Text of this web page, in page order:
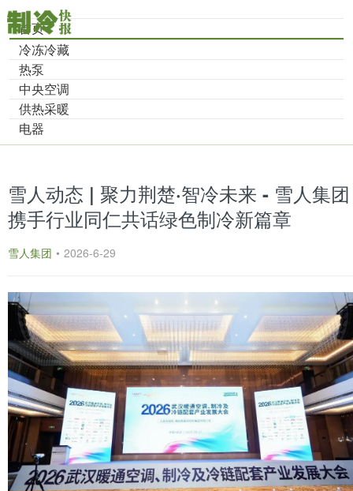
首页
冷冻冷藏
热泵
中央空调
供热采暖
电器
雪人动态 | 聚力荆楚·智冷未来 - 雪人集团
携手行业同仁共话绿色制冷新篇章
雪人集团 • 2026-6-29